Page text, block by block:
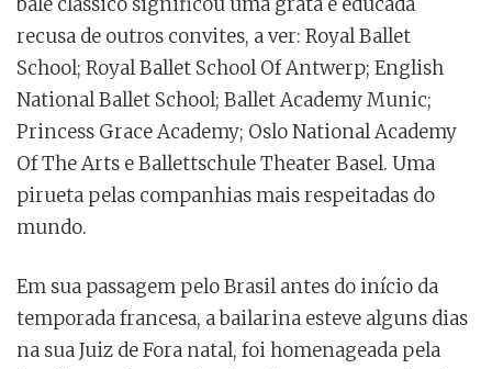
recusa de outros convites, a ver: Royal Ballet
School; Royal Ballet School Of Antwerp; English
National Ballet School; Ballet Academy Munic;
Princess Grace Academy; Oslo National Academy
Of The Arts e Ballettschule Theater Basel. Uma
pirueta pelas companhias mais respeitadas do
mundo.
Em sua passagem pelo Brasil antes do início da
temporada francesa, a bailarina esteve alguns dias
na sua Juiz de Fora natal, foi homenageada pela